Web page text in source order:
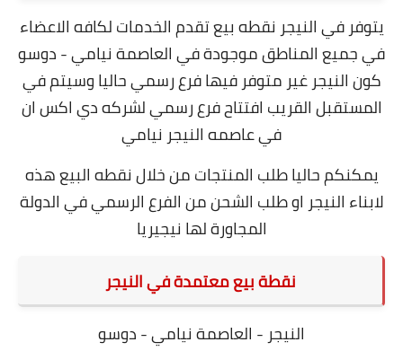
يتوفر في النيجر نقطه بيع تقدم الخدمات لكافه الاعضاء
في جميع المناطق موجودة في العاصمة نيامي - دوسو
كون النيجر غير متوفر فيها فرع رسمي حاليا وسيتم في
المستقبل القريب افتتاح فرع رسمي لشركه دي اكس ان
في عاصمه النيجر نيامي
يمكنكم حاليا طلب المنتجات من خلال نقطه البيع هذه
لابناء النيجر او طلب الشحن من الفرع الرسمي في الدولة
المجاورة لها نيجيريا
نقطة بيع معتمدة في النيجر
النيجر - العاصمة نيامي - دوسو